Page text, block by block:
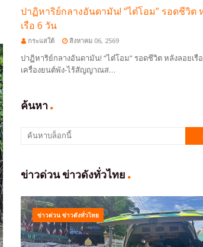
ปาฏิหาริย์กลางอันดามัน! “ไต๋โอม” รอดชีวิต
เรือ 6 วัน
กระแสใต้ สิงหาคม 06, 2569
ปาฏิหาริย์กลางอันดามัน! “ไต๋โอม” รอดชีวิต หลังลอยเรื
เครื่องยนต์พัง-ไร้สัญญาณส…
ค้นหา
ข่าวด่วน ข่าวดังทั่วไทย
ข่าวด่วน ข่าวดังทั่วไทย